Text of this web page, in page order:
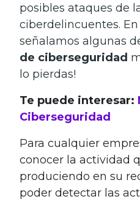
posibles ataques de
ciberdelincuentes.
señalamos algunas
de ciberseguridad
lo pierdas!
Te puede interesar:
Ciberseguridad
Para cualquier
conocer la actividad
produciendo en su
poder detectar las